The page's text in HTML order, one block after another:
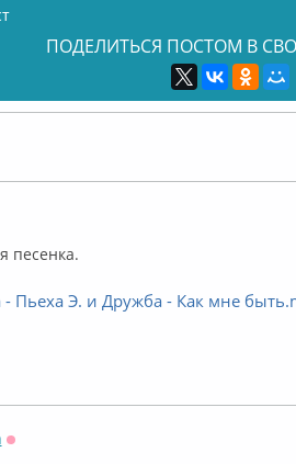
ПОДЕЛИТЬСЯ ПОСТОМ В
песенка.
- Пьеха Э. и Дружба - Как мне